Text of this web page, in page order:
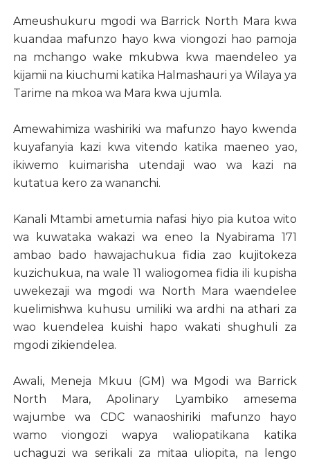
Ameushukuru mgodi wa Barrick North Mara kwa
kuandaa mafunzo hayo kwa viongozi hao pamoja
na mchango wake mkubwa kwa maendeleo ya
kijamii na kiuchumi katika Halmashauri ya Wilaya ya
Tarime na mkoa wa Mara kwa ujumla.
Amewahimiza washiriki wa mafunzo hayo kwenda
kuyafanyia kazi kwa vitendo katika maeneo yao,
ikiwemo kuimarisha utendaji wao wa kazi na
kutatua kero za wananchi.
Kanali Mtambi ametumia nafasi hiyo pia kutoa wito
wa kuwataka wakazi wa eneo la Nyabirama 171
ambao bado hawajachukua fidia zao kujitokeza
kuzichukua, na wale 11 waliogomea fidia ili kupisha
uwekezaji wa mgodi wa North Mara waendelee
kuelimishwa kuhusu umiliki wa ardhi na athari za
wao kuendelea kuishi hapo wakati shughuli za
mgodi zikiendelea.
Awali, Meneja Mkuu (GM) wa Mgodi wa Barrick
North Mara, Apolinary Lyambiko amesema
wajumbe wa CDC wanaoshiriki mafunzo hayo
wamo viongozi wapya waliopatikana katika
uchaguzi wa serikali za mitaa uliopita, na lengo